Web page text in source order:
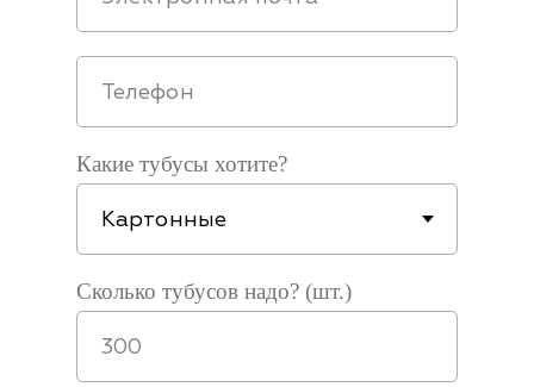
Какие тубусы хотите?
Сколько тубусов надо? (шт.)